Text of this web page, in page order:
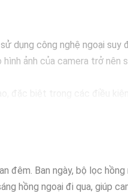
dụng công nghệ ngoại suy
ảnh của camera trở nên
đêm. Ban ngày, bộ lọc
hồng ngoại đi qua, giúp